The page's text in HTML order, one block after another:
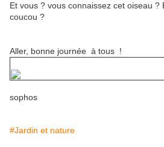
Et vous ? vous connaissez cet oiseau ?
coucou ?
Aller, bonne journée à tous !
sophos
#Jardin et nature